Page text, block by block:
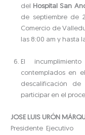
del Hospital San
de septiembre de
Comercio de
las 8:00 am y hasta
El
contemplados en
descalificación
participar en el
JOSE LUIS URÓN
Presidente Ejecutivo